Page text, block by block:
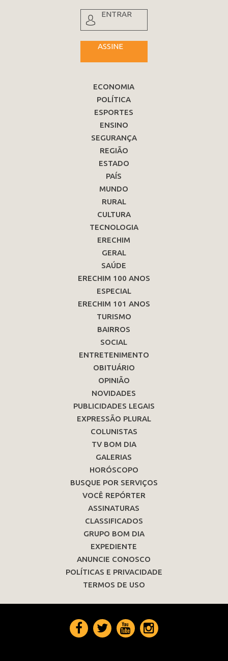
ENTRAR
ASSINE
ECONOMIA
POLÍTICA
ESPORTES
ENSINO
SEGURANÇA
REGIÃO
ESTADO
PAÍS
MUNDO
RURAL
CULTURA
TECNOLOGIA
ERECHIM
GERAL
SAÚDE
ERECHIM 100 ANOS
ESPECIAL
ERECHIM 101 ANOS
TURISMO
BAIRROS
SOCIAL
ENTRETENIMENTO
OBITUÁRIO
OPINIÃO
NOVIDADES
PUBLICIDADES LEGAIS
EXPRESSÃO PLURAL
COLUNISTAS
TV BOM DIA
GALERIAS
HORÓSCOPO
BUSQUE POR SERVIÇOS
VOCÊ REPÓRTER
ASSINATURAS
CLASSIFICADOS
GRUPO BOM DIA
EXPEDIENTE
ANUNCIE CONOSCO
POLÍTICAS E PRIVACIDADE
TERMOS DE USO